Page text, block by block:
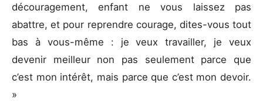
découragement, enfant ne vous laissez pas
abattre, et pour reprendre courage, dites-vous tout
bas à vous-même : je veux travailler, je veux
devenir meilleur non pas seulement parce que
c’est mon intérêt, mais parce que c’est mon devoir.
»